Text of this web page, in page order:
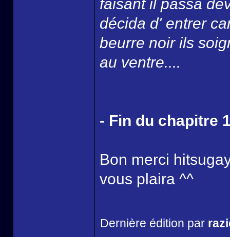
faisant il passa
décida d' entrer
beurre noir ils
au ventre....
- Fin du chapitre
Bon merci
vous plaira ^^
Dernière édition par